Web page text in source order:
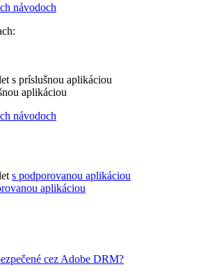
návodoch
s príslušnou aplikáciou
aplikáciou
návodoch
s podporovanou aplikáciou
aplikáciou
cez Adobe DRM?